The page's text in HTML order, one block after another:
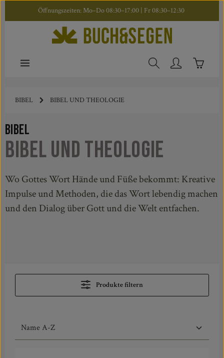
Zum Hauptinhalt springen
Öffnungszeiten: Mo–Do 08:30–17:00 | Fr 08:30–12:30
BIBEL BIBEL UND THEOLOGIE
Bibel
Bibel und Theologie
Wo Gottes Wort Hände und Füße bekommt: Kreative
Impulse und Methoden, die das Wort lebendig machen
und den Dialog über Gott und die Welt entfachen.
Produkte filtern